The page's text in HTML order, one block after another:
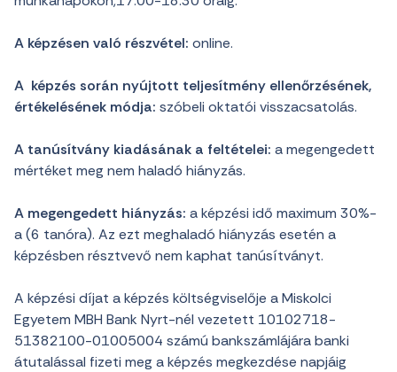
A képzésen való részvétel: online.
A képzés során nyújtott teljesítmény ellenőrzésének,
értékelésének módja: szóbeli oktatói visszacsatolás.
A tanúsítvány kiadásának a feltételei: a megengedett
mértéket meg nem haladó hiányzás.
A megengedett hiányzás: a képzési idő maximum 30%-
a (6 tanóra). Az ezt meghaladó hiányzás esetén a
képzésben résztvevő nem kaphat tanúsítványt.
A képzési díjat a képzés költségviselője a Miskolci
Egyetem MBH Bank Nyrt-nél vezetett 10102718-
51382100-01005004 számú bankszámlájára banki
átutalással fizeti meg a képzés megkezdése napjáig